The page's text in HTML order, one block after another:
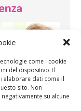
come i cookie
del dispositivo. Il
elaborare dati come il
sito. Non
su alcune
Pediatra